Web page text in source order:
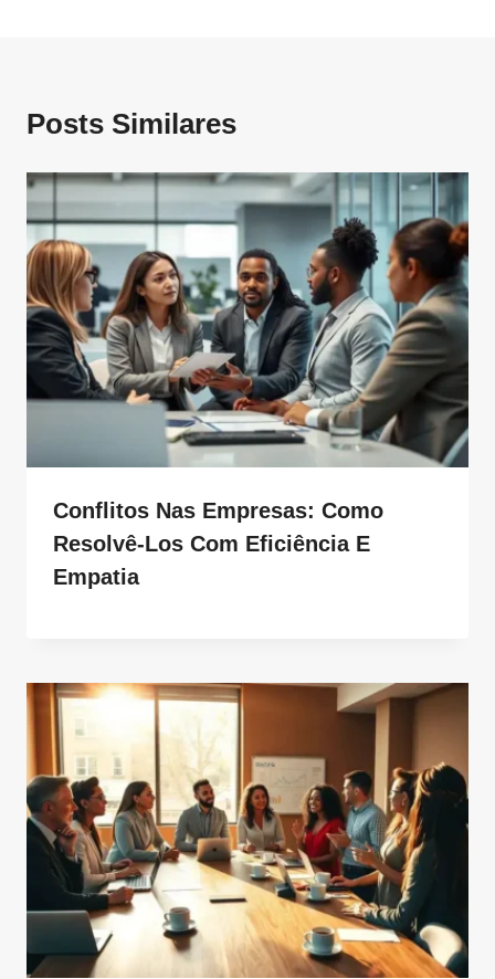
Posts Similares
Conflitos Nas Empresas: Como
Resolvê-Los Com Eficiência E
Empatia